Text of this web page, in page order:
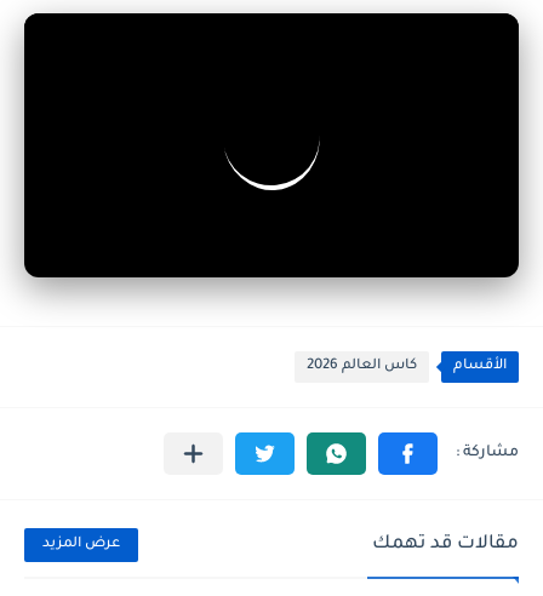
الأقسام كاس العالم 2026
مقالات قد تهمك عرض المزيد